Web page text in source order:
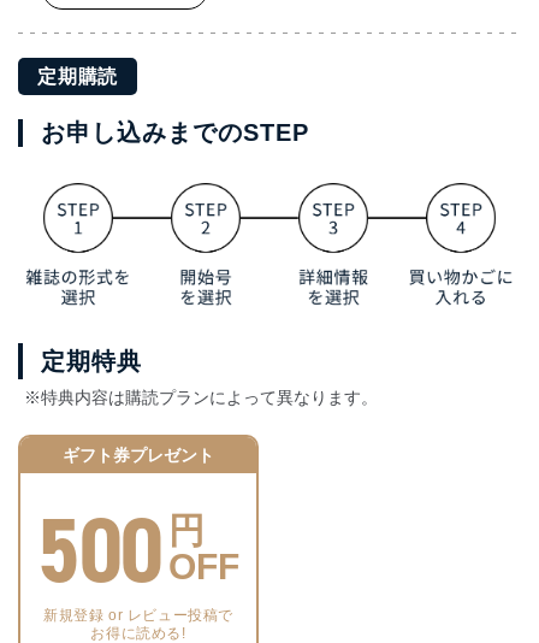
定期購読
お申し込みまでのSTEP
定期特典
※特典内容は購読プランによって異なります。
ギフト券プレゼント
500 円
OFF
新規登録 or レビュー投稿で
お得に読める!